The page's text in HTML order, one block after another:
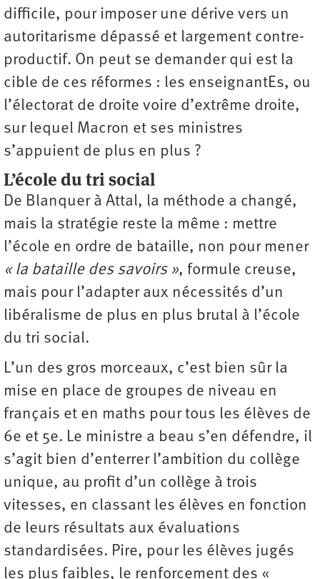
difficile, pour imposer une dérive vers un
autoritarisme dépassé et largement contre-
productif. On peut se demander qui est la
cible de ces réformes : les enseignantEs, ou
l’électorat de droite voire d’extrême droite,
sur lequel Macron et ses ministres
s’appuient de plus en plus ?
L’école du tri social
De Blanquer à Attal, la méthode a changé,
mais la stratégie reste la même : mettre
l’école en ordre de bataille, non pour mener
« la bataille des savoirs », formule creuse,
mais pour l’adapter aux nécessités d’un
libéralisme de plus en plus brutal à l’école
du tri social.
L’un des gros morceaux, c’est bien sûr la
mise en place de groupes de niveau en
français et en maths pour tous les élèves de
6e et 5e. Le ministre a beau s’en défendre, il
s’agit bien d’enterrer l’ambition du collège
unique, au profit d’un collège à trois
vitesses, en classant les élèves en fonction
de leurs résultats aux évaluations
standardisées. Pire, pour les élèves jugés
les plus faibles, le renforcement des «